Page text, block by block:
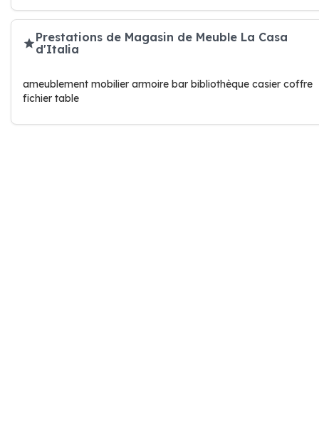
Prestations de Magasin de Meuble La Casa
d'Italia
ameublement mobilier armoire bar bibliothèque casier coffre
fichier table